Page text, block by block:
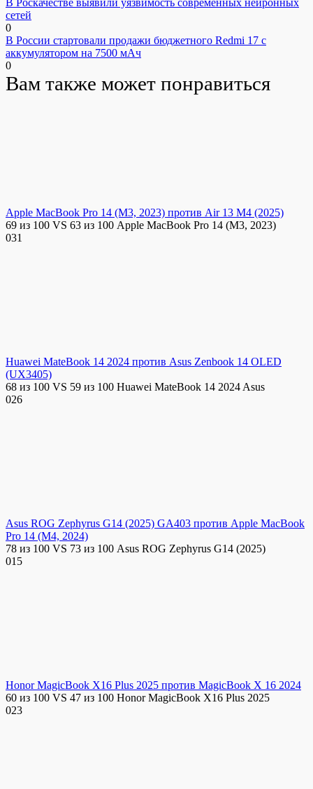
В Роскачестве выявили уязвимость современных нейронных
сетей
0
В России стартовали продажи бюджетного Redmi 17 с
аккумулятором на 7500 мАч
0
Вам также может понравиться
Apple MacBook Pro 14 (M3, 2023) против Air 13 M4 (2025)
69 из 100 VS 63 из 100 Apple MacBook Pro 14 (M3, 2023)
031
Huawei MateBook 14 2024 против Asus Zenbook 14 OLED
(UX3405)
68 из 100 VS 59 из 100 Huawei MateBook 14 2024 Asus
026
Asus ROG Zephyrus G14 (2025) GA403 против Apple MacBook
Pro 14 (M4, 2024)
78 из 100 VS 73 из 100 Asus ROG Zephyrus G14 (2025)
015
Honor MagicBook X16 Plus 2025 против MagicBook X 16 2024
60 из 100 VS 47 из 100 Honor MagicBook X16 Plus 2025
023